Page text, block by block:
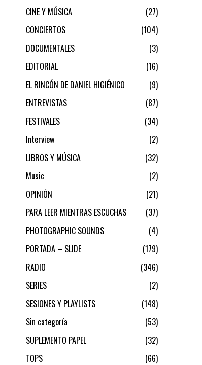
CINE Y MÚSICA
27
CONCIERTOS
104
DOCUMENTALES
3
EDITORIAL
16
EL RINCÓN DE DANIEL HIGIÉNICO
9
ENTREVISTAS
87
FESTIVALES
34
Interview
2
LIBROS Y MÚSICA
32
Music
2
OPINIÓN
21
PARA LEER MIENTRAS ESCUCHAS
37
PHOTOGRAPHIC SOUNDS
4
PORTADA – SLIDE
179
RADIO
346
SERIES
2
SESIONES Y PLAYLISTS
148
Sin categoría
53
SUPLEMENTO PAPEL
32
TOPS
66